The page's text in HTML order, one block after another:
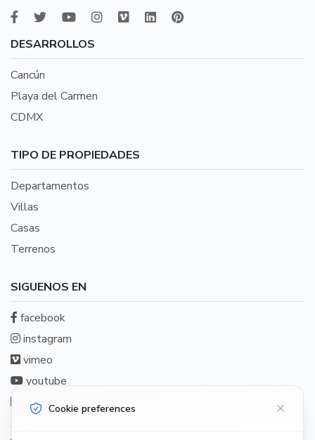
DESARROLLOS
Cancún
Playa del Carmen
CDMX
TIPO DE PROPIEDADES
Departamentos
Villas
Casas
Terrenos
SIGUENOS EN
facebook
instagram
vimeo
youtube
linkedinCookie preferences